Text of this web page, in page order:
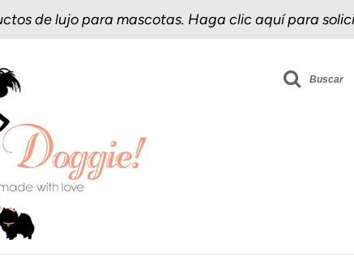
de lujo para mascotas. Haga clic aquípara
Buscar